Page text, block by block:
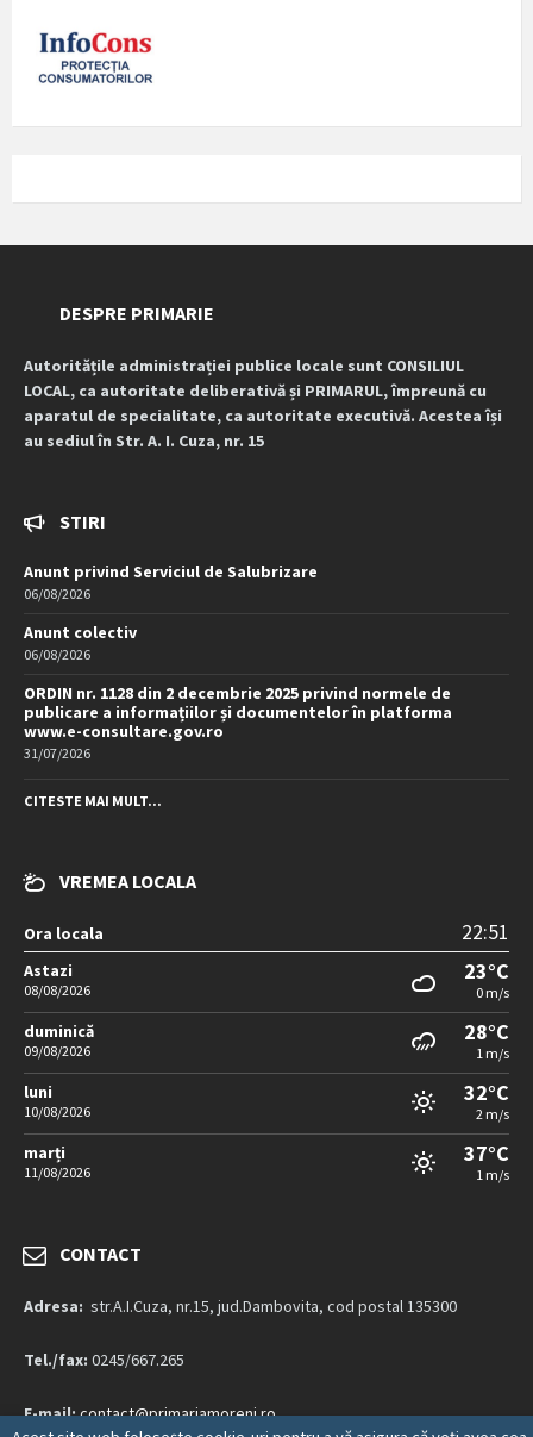
DESPRE PRIMARIE
Autoritățile administrației publice locale sunt CONSILIUL
LOCAL, ca autoritate deliberativă și PRIMARUL, împreună cu
aparatul de specialitate, ca autoritate executivă. Acestea își
au sediul în Str. A. I. Cuza, nr. 15
STIRI
Anunt privind Serviciul de Salubrizare
06/08/2026
Anunt colectiv
06/08/2026
ORDIN nr. 1128 din 2 decembrie 2025 privind normele de
publicare a informațiilor și documentelor în platforma
www.e-consultare.gov.ro
31/07/2026
CITESTE MAI MULT...
VREMEA LOCALA
Ora locala 22:51
Astazi
08/08/2026
23°C
0 m/s
duminică
09/08/2026
28°C
1 m/s
luni
10/08/2026
32°C
2 m/s
marți
11/08/2026
37°C
1 m/s
CONTACT
Adresa: str.A.I.Cuza, nr.15, jud.Dambovita, cod postal 135300
Tel./fax: 0245/667.265
E-mail:contact@primariamoreni.ro